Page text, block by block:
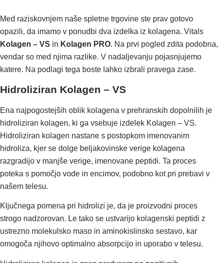
Med raziskovnjem naše spletne trgovine ste prav gotovo
opazili, da imamo v ponudbi dva izdelka iz kolagena. Vitals
Kolagen – VS in Kolagen PRO. Na prvi pogled zdita podobna,
vendar so med njima razlike. V nadaljevanju pojasnjujemo
katere. Na podlagi tega boste lahko izbrali pravega zase.
Hidroliziran Kolagen – VS
Ena najpogostejših oblik kolagena v prehranskih dopolnilih je
hidroliziran kolagen, ki ga vsebuje izdelek Kolagen – VS.
Hidroliziran kolagen nastane s postopkom imenovanim
hidroliza, kjer se dolge beljakovinske verige kolagena
razgradijo v manjše verige, imenovane peptidi. Ta proces
poteka s pomočjo vode in encimov, podobno kot pri prebavi v
našem telesu.
Ključnega pomena pri hidrolizi je, da je proizvodni proces
strogo nadzorovan. Le tako se ustvarijo kolagenski peptidi z
ustrezno molekulsko maso in aminokislinsko sestavo, kar
omogoča njihovo optimalno absorpcijo in uporabo v telesu.